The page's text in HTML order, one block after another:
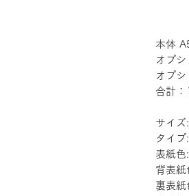
本体
オプ
オプ
合計
サイズ
タイ
表紙色
背表
裏表紙